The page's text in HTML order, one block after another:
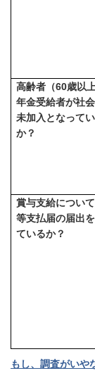
高齢者（60歳以
年金受給者が社
未加入となって
か？
賞与支給につい
等支払届の届出
ているか？
もし、調査がいや